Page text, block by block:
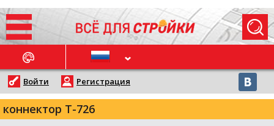
НОВОСТИ
Войти Регистрация
коннектор Т-726